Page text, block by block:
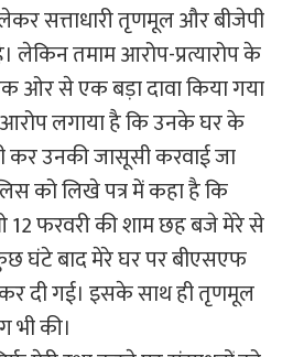
सत्ताधारी तृणमूल और बीजेपी
लेकिन तमाम आरोप-प्रत्यारोप के
ओर से एक बड़ा दावा किया गया
लगाया है कि उनके घर के
कर उनकी जासूसी करवाई जा
को लिखे पत्र में कहा है कि
फरवरी की शाम छह बजे मेरे से
घंटे बाद मेरे घर पर बीएसएफ
दी गई। इसके साथ ही तृणमूल
भी की।